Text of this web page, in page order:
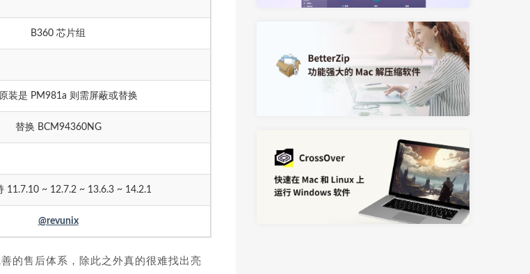
B360 芯片组
装是 PM981a 则需屏蔽或替换
替换 BCM94360NG
11.7.10 ~ 12.7.2 ~ 13.6.3 ~ 14.2.1
@revunix
的售后体系，除此之外真的很难找出亮